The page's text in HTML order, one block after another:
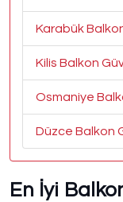
Karabük
Kilis Balkon
Osmaniye
Düzce Balkon
En İyi